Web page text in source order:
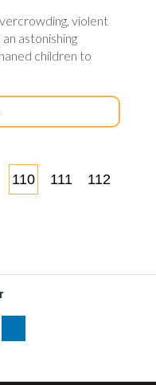
violent
astonishing
children to
110 111
112